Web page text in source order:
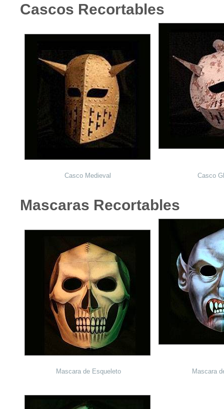
Cascos Recortables
Casco Medieval Casco
Mascaras Recortables
Mascara de Esqueleto Mascara